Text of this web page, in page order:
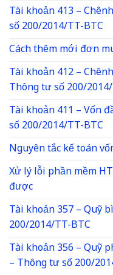
Tài khoản 413 –
số 200/2014/TT-BTC
Cách thêm mới đơn
Tài khoản 412 –
Thông tư số 200/
Tài khoản 411 – Vốn
số 200/2014/TT-BTC
Nguyên tắc kế toán
Xử lý lỗi phần mềm
được
Tài khoản 357 – Quỹ
200/2014/TT-BTC
Tài khoản 356 – Quỹ
– Thông tư số 200/